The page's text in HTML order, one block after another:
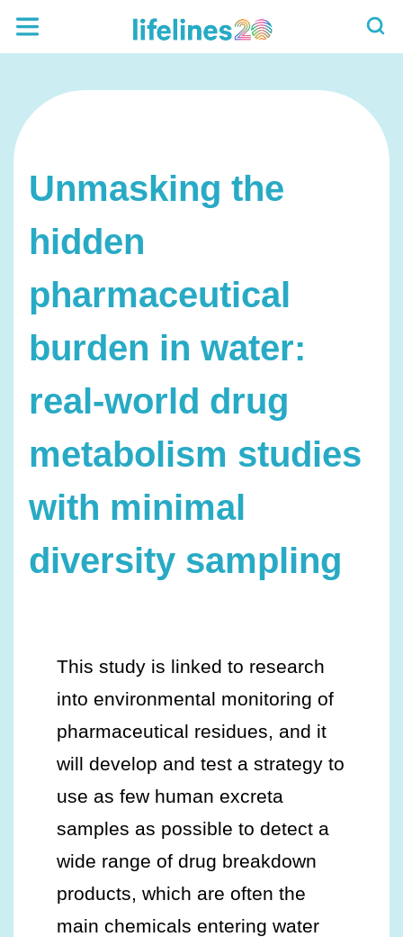
Unmasking the
hidden
pharmaceutical
burden in water:
real-world drug
metabolism studies
with minimal
diversity sampling
This study is linked to research
into environmental monitoring of
pharmaceutical residues, and it
will develop and test a strategy to
use as few human excreta
samples as possible to detect a
wide range of drug breakdown
products, which are often the
main chemicals entering water